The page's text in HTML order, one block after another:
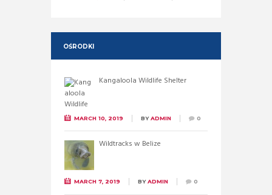
OŚRODKI
Kangaloola Wildlife Shelter
MARCH 10, 2019 BYADMIN 0
Wildtracks w Belize
MARCH 7, 2019 BYADMIN 0